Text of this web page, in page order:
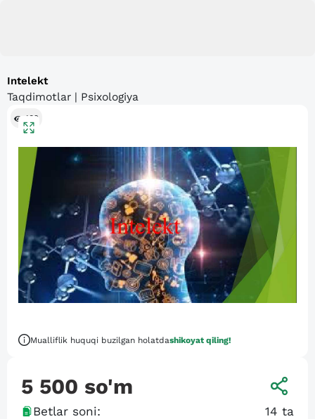
Intelekt
Taqdimotlar | Psixologiya
102
Mualliflik huquqi buzilgan holatdashikoyat qiling!
5 500 so'm
Betlar soni: 14 ta